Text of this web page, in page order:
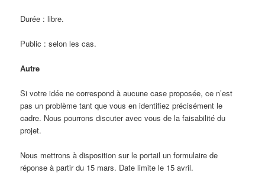
Durée : libre.
Public : selon les cas.
Autre
Si votre idée ne correspond à aucune case proposée, ce n’est
pas un problème tant que vous en identifiez précisément le
cadre. Nous pourrons discuter avec vous de la faisabilité du
projet.
Nous mettrons à disposition sur le portail un formulaire de
réponse à partir du 15 mars. Date limite le 15 avril.